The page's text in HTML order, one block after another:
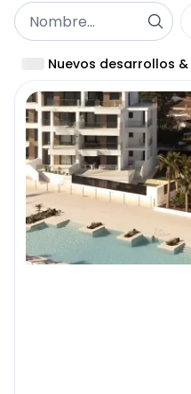
Nuevos desarrollos &